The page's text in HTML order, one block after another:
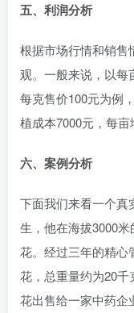
五、利润分析
根据市场行情和销售
观。一般来说，以每
每克售价100元为例
植成本7000元，每亩
六、案例分析
下面我们来看一个真
生，他在海拔3000
花。经过三年的精心
花，总重量约为20
花出售给一家中药企